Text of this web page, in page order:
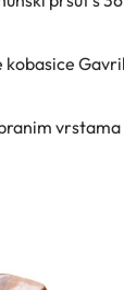
kobasice